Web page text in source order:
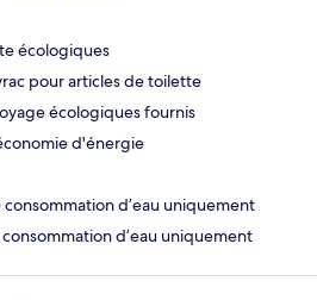
écologiques
pour articles de toilette
écologiques fournis
d'énergie
consommation d’eau uniquement
d’eau uniquement